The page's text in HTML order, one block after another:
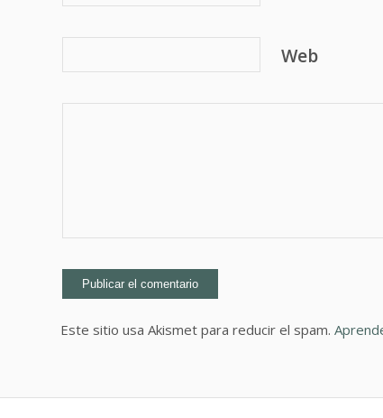
Web
Este sitio usa Akismet para reducir el spam.